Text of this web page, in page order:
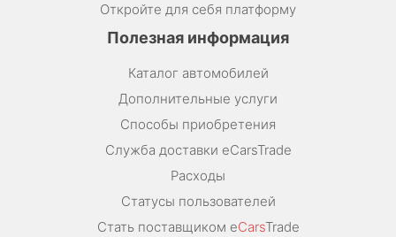
Откройте для себя платформу
Полезная информация
Каталог автомобилей
Дополнительные услуги
Способы приобретения
Служба доставки eCarsTrade
Расходы
Статусы пользователей
Стать поставщиком eCarsTrade